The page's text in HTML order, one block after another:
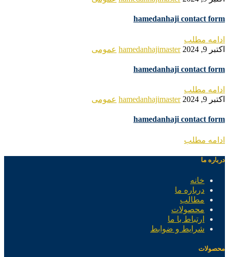
hamedanhaji contact form
ادامه مطلب
اکتبر 9, 2024
hamedanhajimaster عمومی
hamedanhaji contact form
ادامه مطلب
اکتبر 9, 2024
hamedanhajimaster عمومی
hamedanhaji contact form
ادامه مطلب
درباره ما
خانه
درباره ما
مطالب
محصولات
ارتباط با ما
شرایط و ضوابط
محصولات